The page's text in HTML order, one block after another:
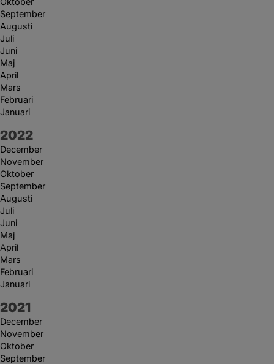
September
Augusti
Juli
Juni
Maj
April
Mars
Februari
Januari
År:
2022
December
November
Oktober
September
Augusti
Juli
Juni
Maj
April
Mars
Februari
Januari
År:
2021
December
November
Oktober
September